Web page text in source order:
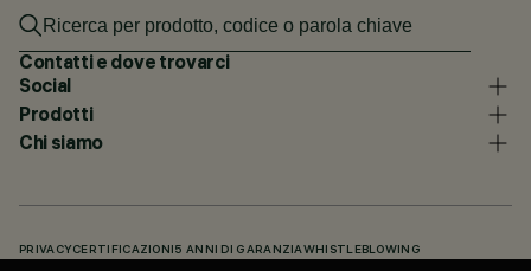
Contatti e dove trovarci
Social
Prodotti
Chi siamo
PRIVACY CERTIFICAZIONI 5 ANNI DI GARANZIAWHISTLEBLOWING